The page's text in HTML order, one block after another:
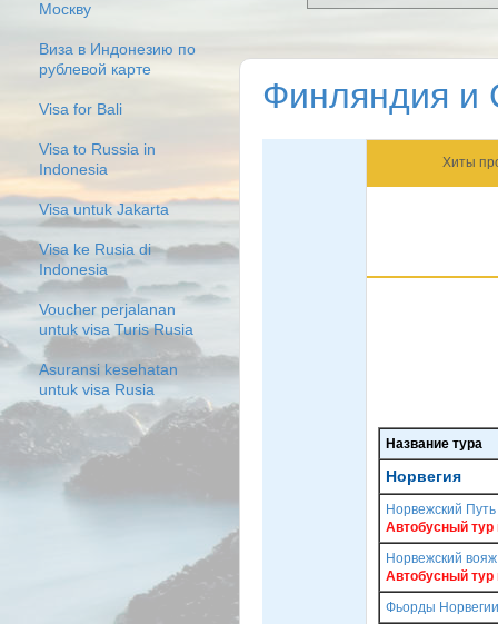
Финляндия и
Хиты
Название тура
Норвегия
Норвежский
Автобусный
Норвежский
Автобусный
Фьорды
Москву
Виза в Индонезию по
рублевой карте
Visa for Bali
Visa to Russia in
Indonesia
Visa untuk Jakarta
Visa ke Rusia di
Indonesia
Voucher perjalanan
untuk visa Turis Rusia
Asuransi kesehatan
untuk visa Rusia